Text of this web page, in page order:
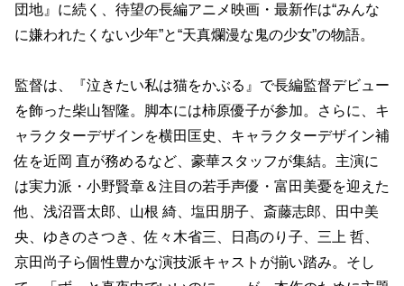
団地』に続く、待望の長編アニメ映画・最新作は“みんな
に嫌われたくない少年”と“天真爛漫な鬼の少女”の物語。
監督は、『泣きたい私は猫をかぶる』で長編監督デビュー
を飾った柴山智隆。脚本には柿原優子が参加。さらに、キ
ャラクターデザインを横田匡史、キャラクターデザイン補
佐を近岡 直が務めるなど、豪華スタッフが集結。主演に
は実力派・小野賢章＆注目の若手声優・富田美憂を迎えた
他、浅沼晋太郎、山根 綺、塩田朋子、斎藤志郎、田中美
央、ゆきのさつき、佐々木省三、日髙のり子、三上 哲、
京田尚子ら個性豊かな演技派キャストが揃い踏み。そし